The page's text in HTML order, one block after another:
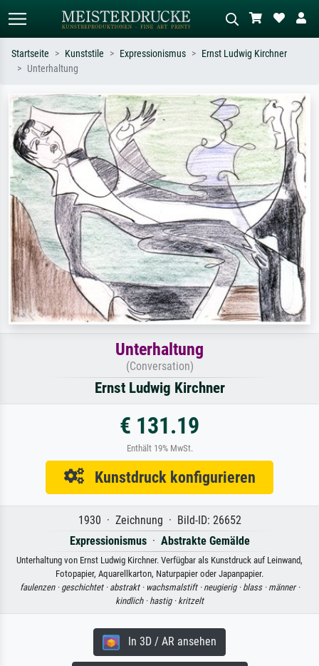
Suchen Sie nach Künstlern, Werktiteln
oder Stilen – z.B. Monet,
Sternennacht, Impressionismus, Welle
Hokusai, Akt.
Beschreiben Sie die Szene – z.B. Grüne
Wiese, Abstrakt mit viel Rot, Dunkles
Ölgemälde, Stehender Akt neben einem
Baum.
Startseite Kunststile Expressionismus
Ernst Ludwig Kirchner
Unterhaltung
Unterhaltung
(Conversation)
Ernst Ludwig Kirchner
€ 131.19
Enthält 19% MwSt.
Kunstdruck konfigurieren
1930 · Zeichnung · Bild-ID: 26652
Expressionismus· Abstrakte Gemälde
Unterhaltung von Ernst Ludwig Kirchner. Verfügbar als Kunstdruck auf Leinwand,
Fotopapier, Aquarellkarton, Naturpapier oder Japanpapier.
faulenzen · geschichtet · abstrakt · wachsmalstift · neugierig · blass · männer ·
kindlich · hastig · kritzelt
In 3D / AR ansehen